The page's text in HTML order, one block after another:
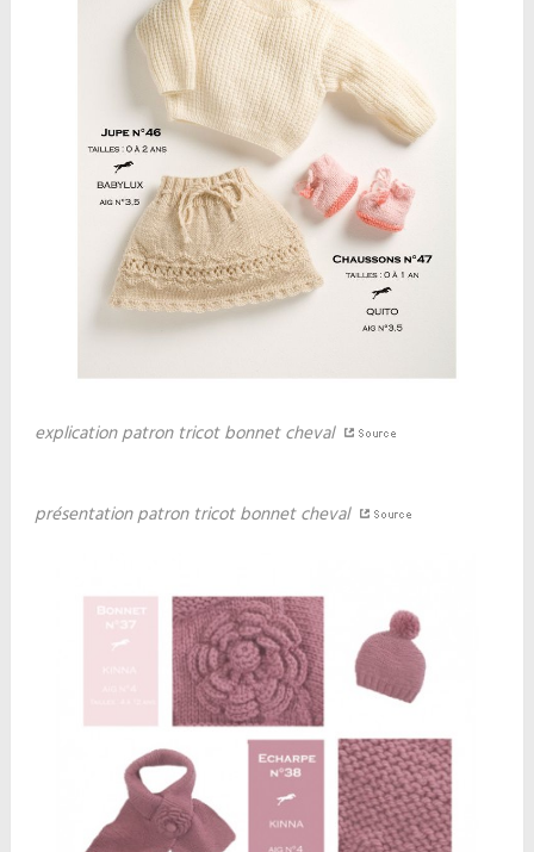
explication patron tricot bonnet cheval
présentation patron tricot bonnet cheval